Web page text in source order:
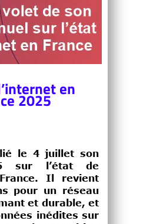
en
2025
le 4 juillet son
sur l’état de
Il revient
pour un réseau
et durable, et
inédites sur